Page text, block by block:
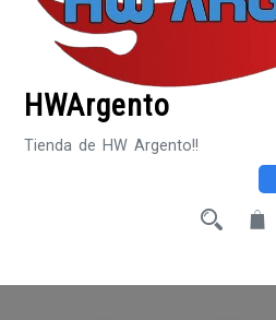
HWArgento
Tienda de HW Argento!!